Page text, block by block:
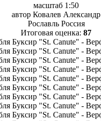
масштаб 1:50
автор Ковалев Александр
Рославль Россия
Итоговая оценка: 87